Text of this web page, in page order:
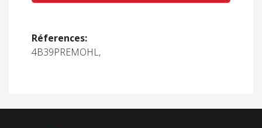
Réferences:
4B39PREMOHL,